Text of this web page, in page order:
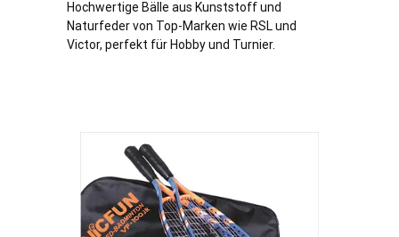
Hochwertige Bälle aus Kunststoff und
Naturfeder von Top-Marken wie RSL und
Victor, perfekt für Hobby und Turnier.